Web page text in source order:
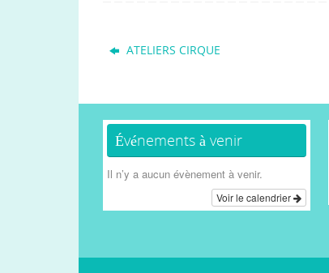
ATELIERS CIRQUE
Événements à venir
Il n’y a aucun évènement à venir.
Voir le calendrier